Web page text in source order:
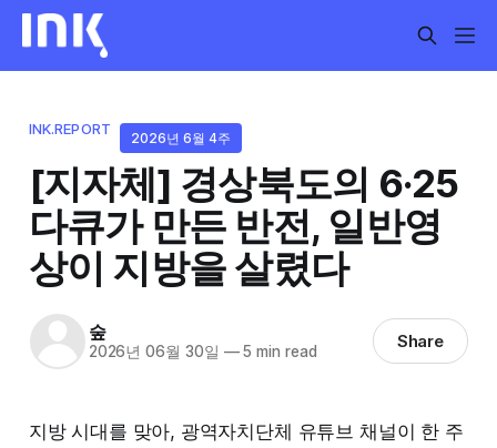
INK.REPORT
2026년 6월 4주
[지자체] 경상북도의 6·25
다큐가 만든 반전, 일반영
상이 지방을 살렸다
숲
2026년 06월 30일 —5 min read Share
지방 시대를 맞아, 광역자치단체 유튜브 채널이 한 주